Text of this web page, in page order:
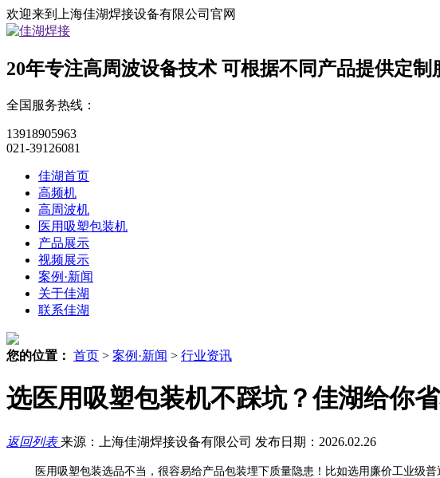
欢迎来到上海佳湖焊接设备有限公司官网
20年专注高周波设备技术可根据不同产品提供定制
全国服务热线：
13918905963
021-39126081
佳湖首页
高频机
高周波机
医用吸塑包装机
产品展示
视频展示
案例·新闻
关于佳湖
联系佳湖
您的位置： 首页 > 案例·新闻 > 行业资讯
选医用吸塑包装机不踩坑？佳湖给你
返回列表来源：上海佳湖焊接设备有限公司 发布日期：2026.02.26
医用吸塑包装选品不当，很容易给产品包装埋下质量隐患！比如选用廉价工业级